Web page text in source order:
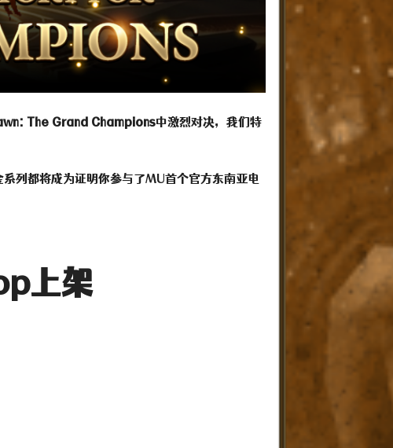
The Grand Champions中激烈对决，我们特
列都将成为证明你参与了MU首个官方东南亚电
上架